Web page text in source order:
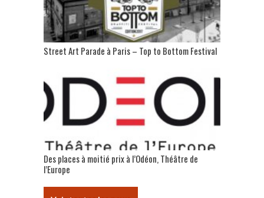
Street Art Parade à Paris – Top to Bottom Festival
Des places à moitié prix à l’Odéon, Théâtre de
l’Europe